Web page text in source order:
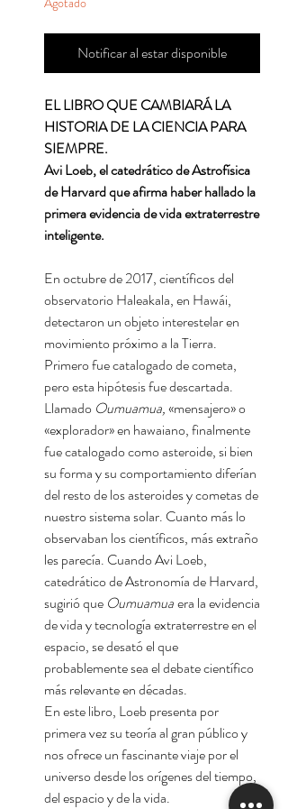
Notificar al estar disponible
EL LIBRO QUE CAMBIARÁ LA
HISTORIA DE LA CIENCIA PARA
SIEMPRE.
Avi Loeb, el catedrático de Astrofísica
de Harvard que afirma haber hallado la
primera evidencia de vida extraterrestre
inteligente.
En octubre de 2017, científicos del
observatorio Haleakala, en Hawái,
detectaron un objeto interestelar en
movimiento próximo a la Tierra.
Primero fue catalogado de cometa,
pero esta hipótesis fue descartada.
Llamado Oumuamua,«mensajero» o
«explorador» en hawaiano, finalmente
fue catalogado como asteroide, si bien
su forma y su comportamiento diferían
del resto de los asteroides y cometas de
nuestro sistema solar. Cuanto más lo
observaban los científicos, más extraño
les parecía. Cuando Avi Loeb,
catedrático de Astronomía de Harvard,
sugirió que Oumuamuaera la evidencia
de vida y tecnología extraterrestre en el
espacio, se desató el que
probablemente sea el debate científico
más relevante en décadas.
En este libro, Loeb presenta por
primera vez su teoría al gran público y
nos ofrece un fascinante viaje por el
universo desde los orígenes del tiempo,
del espacio y de la vida.